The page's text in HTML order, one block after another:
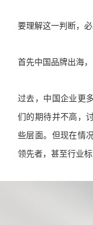
要理解这一判断，
首先中国品牌出海
过去，中国企业更
们的期待并不高，
些层面。但现在情
领先者，甚至行业标